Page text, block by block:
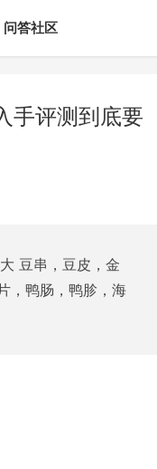
问答社区
手评测到底要
豆串，豆皮，金
，鸭肠，鸭胗，海